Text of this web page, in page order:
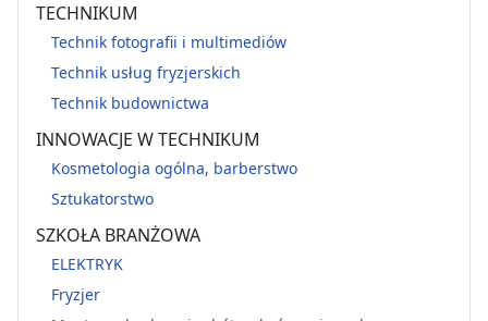
TECHNIKUM
Technik fotografii i multimediów
Technik usług fryzjerskich
Technik budownictwa
INNOWACJE W TECHNIKUM
Kosmetologia ogólna, barberstwo
Sztukatorstwo
SZKOŁA BRANŻOWA
ELEKTRYK
Fryzjer